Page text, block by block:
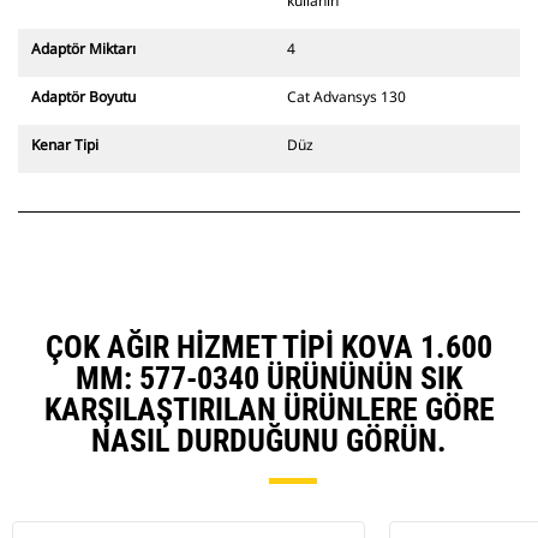
sistemle uyumlu ataşmanlar, sabit
menteşeleri kullanır. CW Özel
takoz tarzı kilitleme sistemi
tüm paletli ve tekerlekli
Adaptör Miktarı 4
Adaptör Boyutu Cat Advansys 130
Kenar Tipi Düz
ÇOK AĞIR HIZMET TIPI KOVA 1.600
MM: 577-0340 ÜRÜNÜNÜN SIK
KARŞILAŞTIRILAN ÜRÜNLERE GÖRE
NASIL DURDUĞUNU GÖRÜN.